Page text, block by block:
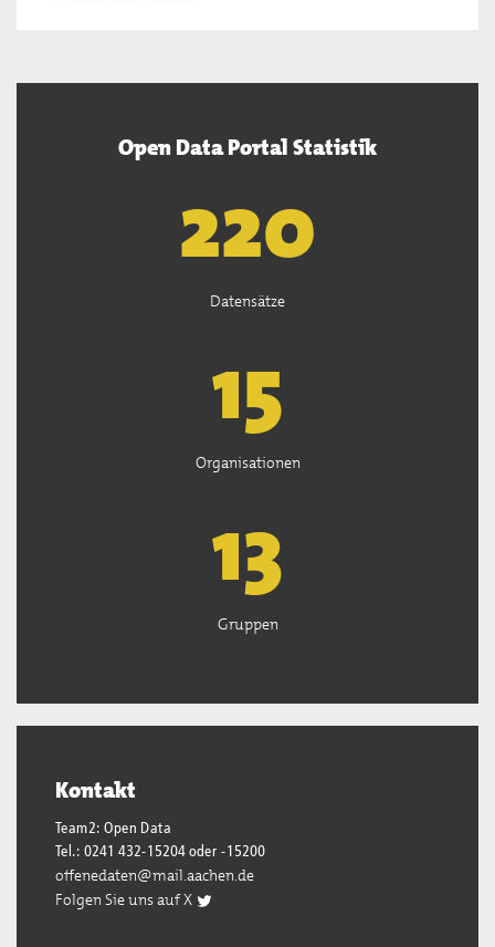
Open Data Portal Statistik
222
Datensätze
15
Organisationen
13
Gruppen
Kontakt
Team2: Open Data
Tel.: 0241 432-15204 oder -15200
offenedaten@mail.aachen.de
Folgen Sie uns auf X